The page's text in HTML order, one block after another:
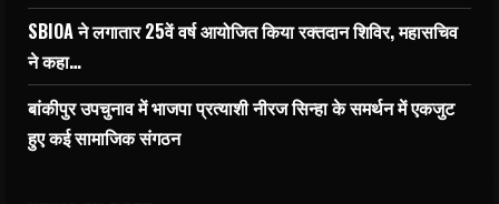
SBIOA ने लगातार 25वें वर्ष आयोजित किया रक्तदान शिविर, महासचिव
ने कहा…
बांकीपुर उपचुनाव में भाजपा प्रत्याशी नीरज सिन्हा के समर्थन में एकजुट
हुए कई सामाजिक संगठन